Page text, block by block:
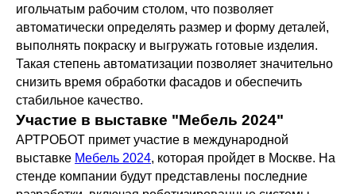
игольчатым рабочим столом, что позволяет
автоматически определять размер и форму деталей,
выполнять покраску и выгружать готовые изделия.
Такая степень автоматизации позволяет значительно
снизить время обработки фасадов и обеспечить
стабильное качество.
Участие в выставке "Мебель 2024"
АРТРОБОТ примет участие в международной
выставке Мебель 2024, которая пройдет в Москве. На
стенде компании будут представлены последние